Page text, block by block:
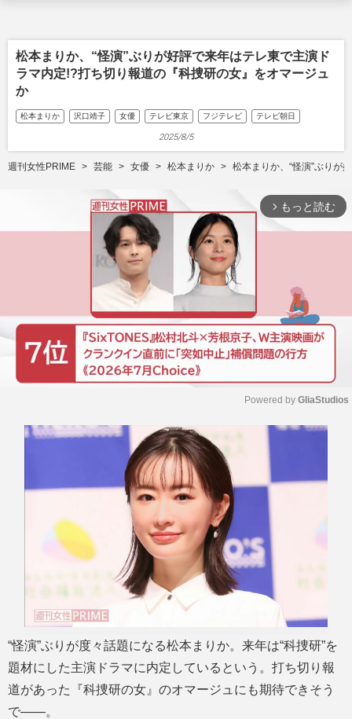
松本まりか、“怪演”ぶりが好評で来年はテレ東で主演ド
ラマ内定!?打ち切り報道の『科捜研の女』をオマージュ
か
松本まりか 沢口靖子 女優 テレビ東京 フジテレビ テレビ朝日
2025/8/5
週刊女性PRIME 芸能 女優 松本まりか 松本まりか、“怪演”ぶりが
arrow_forward_ios もっと読む
M
e
Powered by GliaStudios
“怪演”ぶりが度々話題になる松本まりか。来年は“科捜研”を
題材にした主演ドラマに内定しているという。打ち切り報
道があった『科捜研の女』のオマージュにも期待できそう
で――。